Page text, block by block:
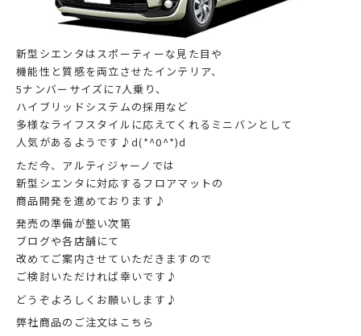
新型シエンタはスポーティーな見た目や
機能性と質感を両立させたインテリア、
5ナンバーサイズに7人乗り、
ハイブリッドシステムの採用など
多様なライフスタイルに応えてくれるミニバンとして
人気があるようです♪d(*^0^*)d
ただ今、アルティジャーノでは
新型シエンタに対応するフロアマットの
商品開発を進めております♪
発売の準備が整い次第
ブログや各店舗にて
改めてご案内させていただきますので
ご検討いただければ幸いです♪
どうぞよろしくお願いします♪
弊社商品のご注文はこちら